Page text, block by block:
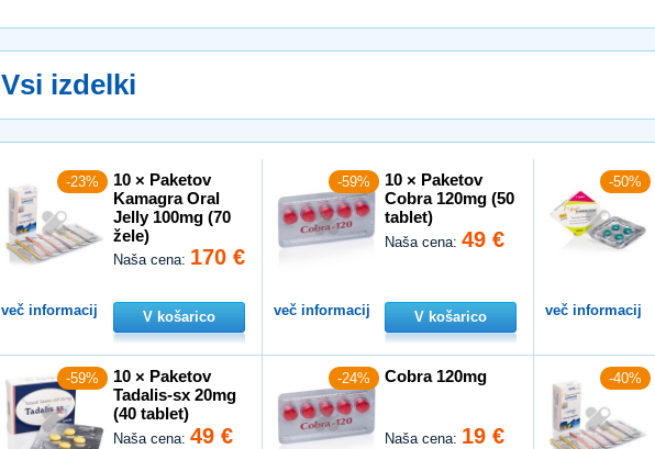
Vsi izdelki
-23%
10 × Paketov
Kamagra Oral
Jelly 100mg (70
žele)
Naša cena: 170 €
več informacij V košarico
-59%
10 × Paketov
Cobra 120mg (50
tablet)
Naša cena:49 €
več informacij V košarico
-50%
več informacij
-59%
10 × Paketov
Tadalis-sx 20mg
(40 tablet)
Naša cena:49 €
-24% Cobra 120mg
Naša cena: 19 €
-40%